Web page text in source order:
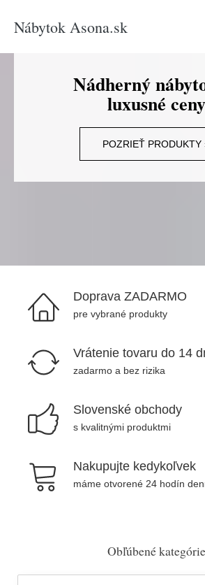
Nábytok Asona.sk
Nádherný
luxusné ceny
POZRIEŤ PRODUKTY
Doprava ZADARMO
pre vybrané produkty
Vrátenie tovaru do 14
zadarmo a bez rizika
Slovenské obchody
s kvalitnými produktmi
Nakupujte kedykoľvek
máme otvorené 24 hodín
Obľúbené kategórie